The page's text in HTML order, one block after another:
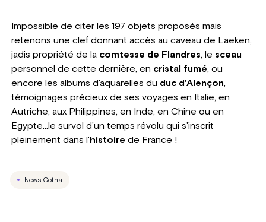
Impossible de citer les 197 objets proposés mais
retenons une clef donnant accès au caveau de Laeken,
jadis propriété de la comtesse de Flandres, le sceau
personnel de cette dernière, en cristal fumé, ou
encore les albums d'aquarelles du duc d'Alençon,
témoignages précieux de ses voyages en Italie, en
Autriche, aux Philippines, en Inde, en Chine ou en
Egypte...le survol d'un temps révolu qui s'inscrit
pleinement dans l' histoire de France !
News Gotha